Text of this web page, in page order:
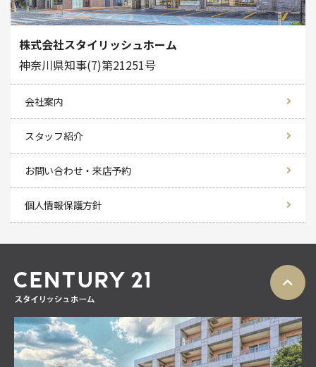
株式会社スタイリッシュホーム
神奈川県知事(7)第21251号
会社案内
スタッフ紹介
お問い合わせ・来店予約
個人情報保護方針